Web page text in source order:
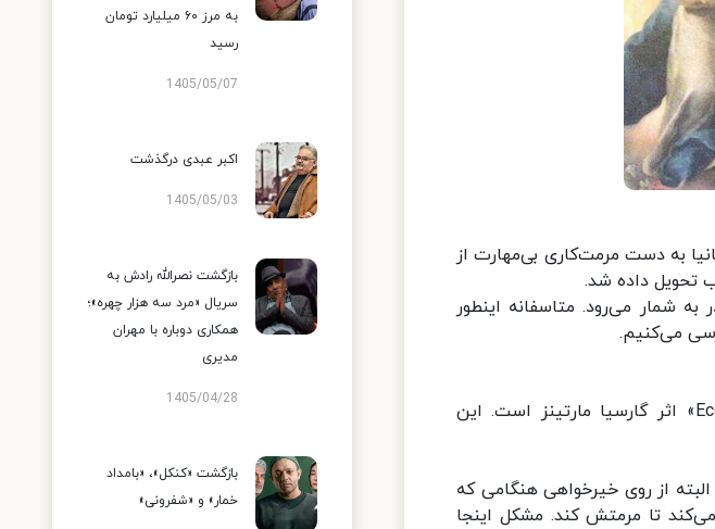
به دست مرمت‌کاری بی‌مهارت از
تحویل داده شد.
شمار می‌رود. متاسفانه اینطور
می‌کنیم.
یکی از مشهورترین نمونه‌های این دست خرابکاری‌های هنری را در نقاشی «Ecce Homo» اثر گارسیا مارتینز است. این
داستان البته از روی خیرخواهی هنگامی که
تا مرمتش کند. مشکل اینجا
به مرز ۶۰ میلیارد تومان
رسید
1405/05/07
اکبر عبدی درگذشت
1405/05/03
بازگشت نصرالله رادش به
سریال «مرد سه هزار چهره»؛
همکاری دوباره با مهران
مدیری
1405/04/28
بازگشت «کنکل»، «بامداد
خمار» و «شفرونی»